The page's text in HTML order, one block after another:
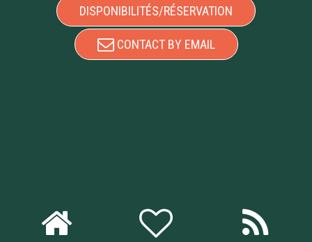
DISPONIBILITÉS/RÉSERVATION
CONTACT BY EMAIL